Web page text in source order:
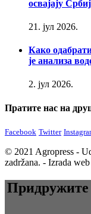
освајају
21. јул 2026.
Како
је анализа
2. јул 2026.
Пратите нас на
Facebook Twitter
© 2021 Agropress -
zadržana. - Izrada
Придружите